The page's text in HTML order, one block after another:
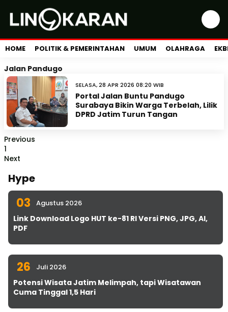
HOME POLITIK & PEMERINTAHAN UMUM OLAHRAGA
Jalan Pandugo
SELASA, 28 APR 2026 08:20 WIB
Portal Jalan Buntu Pandugo
Surabaya Bikin Warga Terbelah, Lilik
DPRD Jatim Turun Tangan
Previous
1
Next
Hype
03 Agustus 2026
Link Download Logo HUT ke-81 RI Versi PNG, JPG, AI,
PDF
26 Juli 2026
Potensi Wisata Jatim Melimpah, tapi Wisatawan
Cuma Tinggal 1,5 Hari